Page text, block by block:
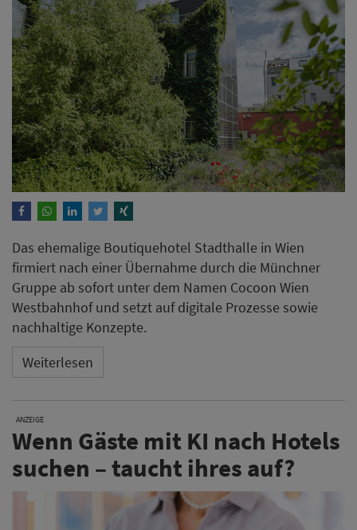
Das ehemalige Boutiquehotel Stadthalle in Wien
firmiert nach einer Übernahme durch die Münchner
Gruppe ab sofort unter dem Namen Cocoon Wien
Westbahnhof und setzt auf digitale Prozesse sowie
nachhaltige Konzepte.
Weiterlesen
ANZEIGE
Wenn Gäste mit KI nach Hotels
suchen – taucht ihres auf?